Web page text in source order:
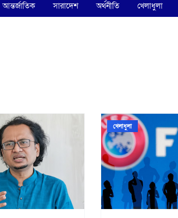
আন্তর্জাতিক সারাদেশ অর্থনীতি খেলাধুলা
খেলাধুলা